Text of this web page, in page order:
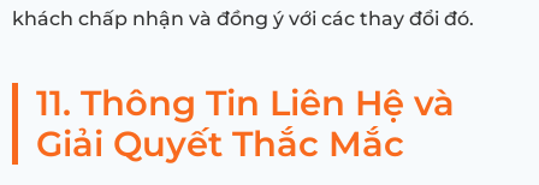
khách chấp nhận và đồng ý với các thay đổi đó.
11. Thông Tin Liên Hệ và
Giải Quyết Thắc Mắc